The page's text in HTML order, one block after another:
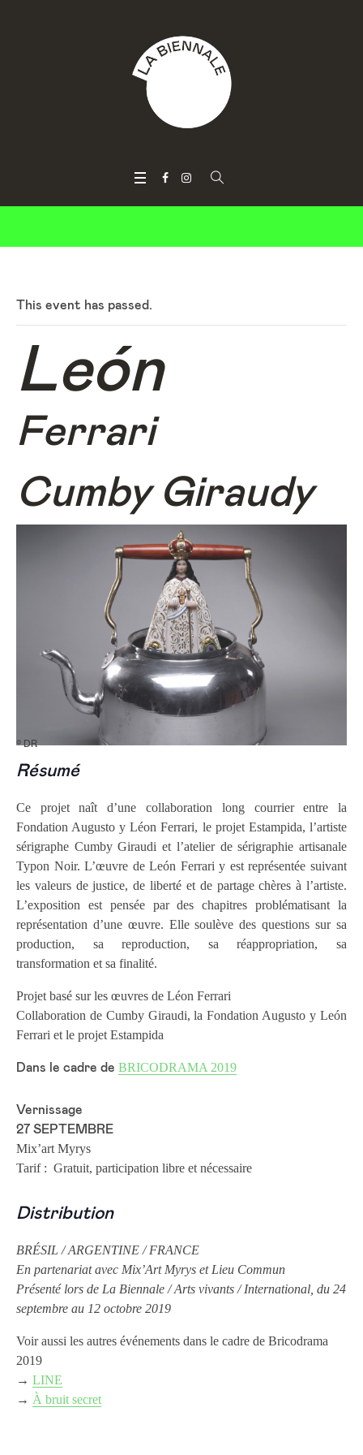
This event has passed.
León
Ferrari
Cumby Giraudy
© DR
Résumé
Ce projet naît d’une collaboration long courrier entre la
Fondation Augusto y Léon Ferrari, le projet Estampida, l’artiste
sérigraphe Cumby Giraudi et l’atelier de sérigraphie artisanale
Typon Noir. L’œuvre de León Ferrari y est représentée suivant
les valeurs de justice, de liberté et de partage chères à l’artiste.
L’exposition est pensée par des chapitres problématisant la
représentation d’une œuvre. Elle soulève des questions sur sa
production, sa reproduction, sa réappropriation, sa
transformation et sa finalité.
Projet basé sur les œuvres de Léon Ferrari
Collaboration de Cumby Giraudi, la Fondation Augusto y León
Ferrari et le projet Estampida
Dans le cadre de BRICODRAMA 2019
Vernissage
27 SEPTEMBRE
Mix’art Myrys
Tarif : Gratuit, participation libre et nécessaire
Distribution
BRÉSIL / ARGENTINE / FRANCE
En partenariat avec Mix’Art Myrys et Lieu Commun
Présenté lors de La Biennale / Arts vivants / International, du 24
septembre au 12 octobre 2019
Voir aussi les autres événements dans le cadre de Bricodrama
2019
→ LINE
→ À bruit secret